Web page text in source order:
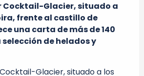
Cocktail-Glacier, situado a
frente al castillo de
una carta de más de 140
de helados y
Glacier, situado a los